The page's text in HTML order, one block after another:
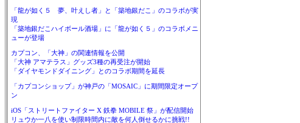
「龍が如く５ 夢、叶えし者」と「築地銀だこ」のコラボが実
現
「築地銀だこハイボール酒場」に「龍が如く５」のコラボメニ
ューが登場
カプコン、「大神」の関連情報を公開
「大神 アマテラス」グッズ3種の再受注が開始
「ダイヤモンドダイニング」とのコラボ期間を延長
「カプコンショップ」が神戸の「MOSAIC」に期間限定オープ
ン
iOS「ストリートファイター X 鉄拳 MOBILE 祭」が配信開始
リュウか一八を使い制限時間内に敵を何人倒せるかに挑戦!!